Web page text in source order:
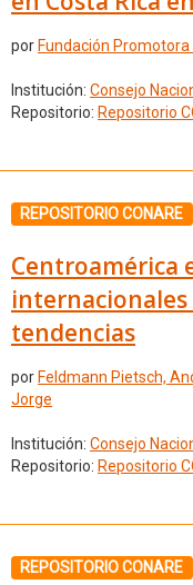
por Fundación Promotora
Institución: Consejo
Repositorio: Repositorio
REPOSITORIO CONARE
Centroamérica
tendencias
por Feldmann Pietsch,
Jorge
Institución: Consejo
Repositorio: Repositorio
REPOSITORIO CONARE